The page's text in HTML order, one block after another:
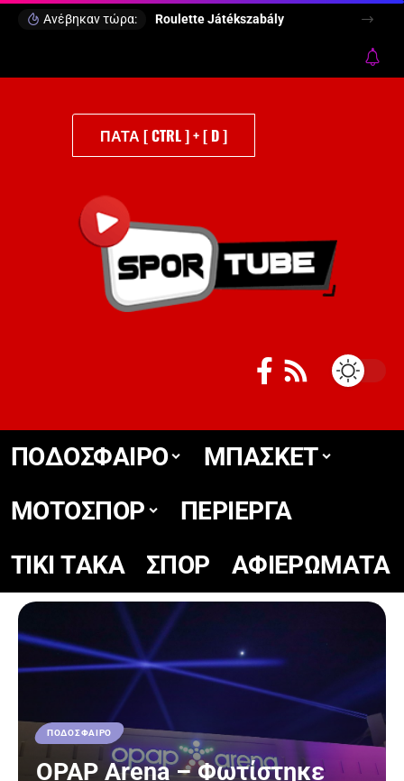
Ανέβηκαν τώρα: Roulette Játékszabály
ΠΑΤΑ [ CTRL ] + [ D ]
ΠΟΔΟΣΦΑΙΡΟ
ΜΠΑΣΚΕΤ
ΜΟΤΟΣΠΟΡ
ΠΕΡΙΕΡΓΑ
TIKΙ TΑΚΑ
ΣΠΟΡ ΑΦΙΕΡΩΜΑΤΑ
ΠΟΔΟΣΦΑΙΡΟ
OPAP Arena – Φωτίστηκε